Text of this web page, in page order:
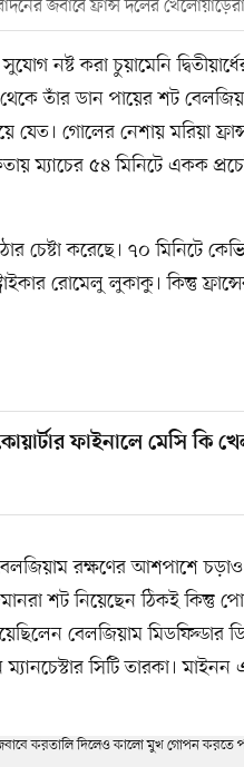
জবাবে ফ্রান্স দলের খেলোয়াড়েরা
নষ্ট করা চুয়ামেনি
থেকে তাঁর ডান পায়ের শট
যেত। গোলের নেশায় মরিয়া
ম্যাচের ৫৪ মিনিটে একক
চেষ্টা করেছে। ৭০ মিনিটে
রোমেলু লুকাকু। কিন্তু
ফাইনালে মেসি কি
রক্ষণের আশপাশে চড়াও
শট নিয়েছেন ঠিকই কিন্তু
বেলজিয়াম মিডফিল্ডার ডি
সিটি তারকা। মাইনন